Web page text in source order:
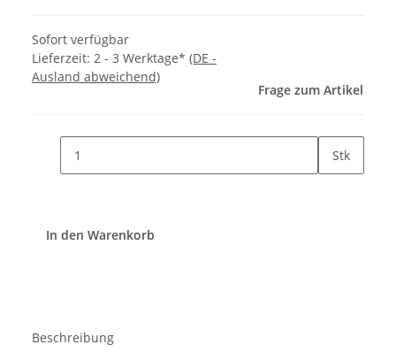
Sofort verfügbar
Lieferzeit: 2 - 3 Werktage* (DE -
Ausland abweichend)
Frage zum Artikel
Stk
In den Warenkorb
Beschreibung